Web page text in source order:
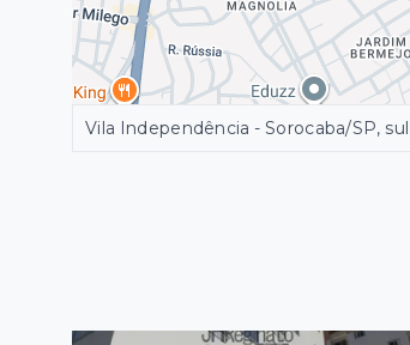
Vila Independência - Sorocaba/SP, sul